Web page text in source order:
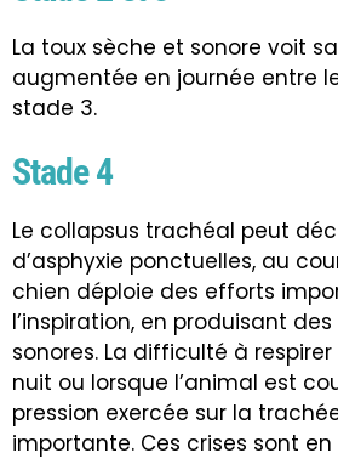
La toux sèche et sonore voit
augmentée en journée entre
stade 3.
Stade 4
Le collapsus trachéal peut
d’asphyxie ponctuelles, au
chien déploie des efforts
l’inspiration, en produisant
sonores. La difficulté à
nuit ou lorsque l’animal est
pression exercée sur la
importante. Ces crises sont